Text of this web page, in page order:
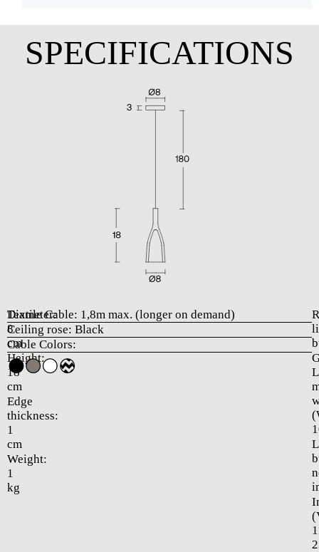
SPECIFICATIONS
Diameter:
8
cm
Height:
18
cm
Edge
thickness:
1
cm
Weight:
1
kg
Textile Cable: 1,8m max. (longer on demand)
Ceiling rose: Black
Cable Colors: